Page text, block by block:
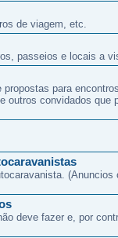
de viagem, etc.
passeios e locais a
para
outros convidados que
(Anuncios
deve fazer e, por